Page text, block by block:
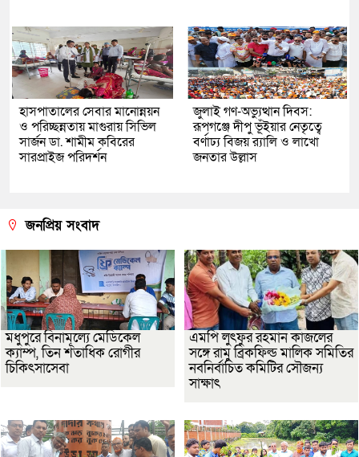
হাসপাতালের সেবার মানোন্নয়ন
ও পরিচ্ছন্নতায় মাগুরায় সিভিল
সার্জন ডা. শামীম কবিরের
সারপ্রাইজ পরিদর্শন
জুলাই গণ-অভ্যুত্থান দিবস:
রূপগঞ্জে দীপু ভূঁইয়ার নেতৃত্বে
বর্ণাঢ্য বিজয় র‌্যালি ও লাখো
জনতার উল্লাস
জনপ্রিয় সংবাদ
মধুপুরে বিনামূল্যে মেডিকেল
ক্যাম্প, তিন শতাধিক রোগীর
চিকিৎসাসেবা
এমপি লুৎফুর রহমান কাজলের
সঙ্গে রামু ব্রিকফিল্ড মালিক সমিতির
নবনির্বাচিত কমিটির সৌজন্য
সাক্ষাৎ